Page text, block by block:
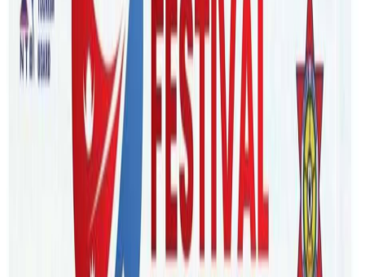
पुण्यप्रसाद धमला, काठमाडौं । स्वच्छ खानपान, उपयुक्त व्यायाम,
आरामसँगै तनाव भुलाउन बेलामौकामा मनोरञ्जन । यी हाँसी खुसी